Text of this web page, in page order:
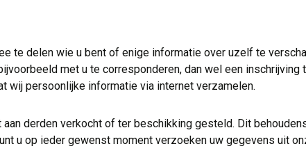
te delen wie u bent of enige informatie over uzelf te
met u te corresponderen, dan wel een
wij persoonlijke informatie via internet verzamelen.
derden verkocht of ter beschikking gesteld. Dit
u op ieder gewenst moment verzoeken uw gegevens uit